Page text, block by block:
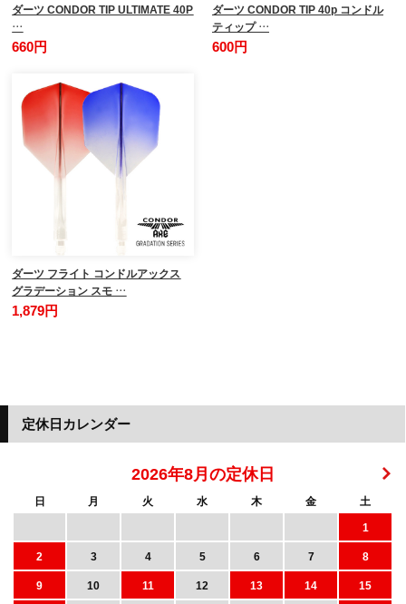
ダーツ CONDOR TIP ULTIMATE 40P
…
660円
ダーツ CONDOR TIP 40p コンドル
ティップ …
600円
ダーツ フライト コンドルアックス
グラデーション スモ …
1,879円
定休日カレンダー
2026年8月の定休日
日 月 火 水 木 金
土
1
2
3 4 5 6 7
8
9
10 11 12 13 14
15